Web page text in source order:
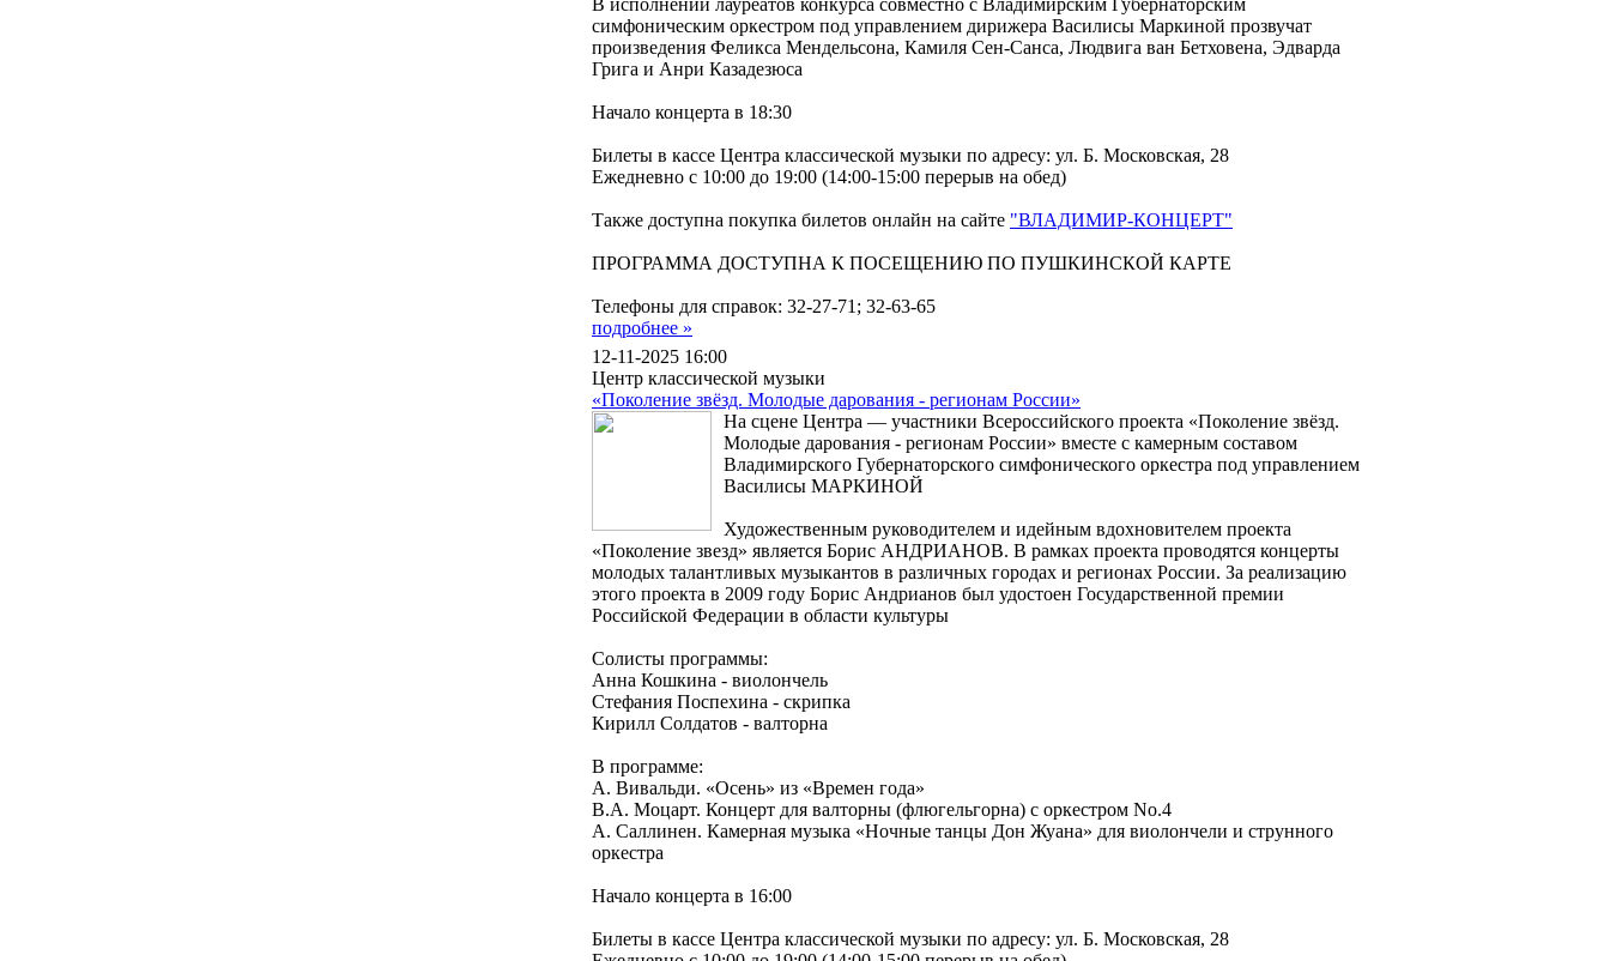
симфоническим оркестром под управлением дирижера Василисы Маркиной прозвучат
произведения Феликса Мендельсона, Камиля Сен-Санса, Людвига ван Бетховена, Эдварда
Грига и Анри Казадезюса
Начало концерта в 18:30
Билеты в кассе Центра классической музыки по адресу: ул. Б. Московская, 28
Ежедневно с 10:00 до 19:00 (14:00-15:00 перерыв на обед)
Также доступна покупка билетов онлайн на сайте "ВЛАДИМИР-КОНЦЕРТ"
ПРОГРАММА ДОСТУПНА К ПОСЕЩЕНИЮ ПО ПУШКИНСКОЙ КАРТЕ
Телефоны для справок: 32-27-71; 32-63-65
подробнее »
12-11-2025 16:00
Центр классической музыки
«Поколение звёзд. Молодые дарования - регионам России»
На сцене Центра — участники Всероссийского проекта «Поколение звёзд.
Молодые дарования - регионам России» вместе с камерным составом
Владимирского Губернаторского симфонического оркестра под управлением
Василисы МАРКИНОЙ
Художественным руководителем и идейным вдохновителем проекта
«Поколение звезд» является Борис АНДРИАНОВ. В рамках проекта проводятся концерты
молодых талантливых музыкантов в различных городах и регионах России. За реализацию
этого проекта в 2009 году Борис Андрианов был удостоен Государственной премии
Российской Федерации в области культуры
Солисты программы:
Анна Кошкина - виолончель
Стефания Поспехина - скрипка
Кирилл Солдатов - валторна
В программе:
А. Вивальди. «Осень» из «Времен года»
В.А. Моцарт. Концерт для валторны (флюгельгорна) с оркестром No.4
А. Саллинен. Камерная музыка «Ночные танцы Дон Жуана» для виолончели и струнного
оркестра
Начало концерта в 16:00
Билеты в кассе Центра классической музыки по адресу: ул. Б. Московская, 28